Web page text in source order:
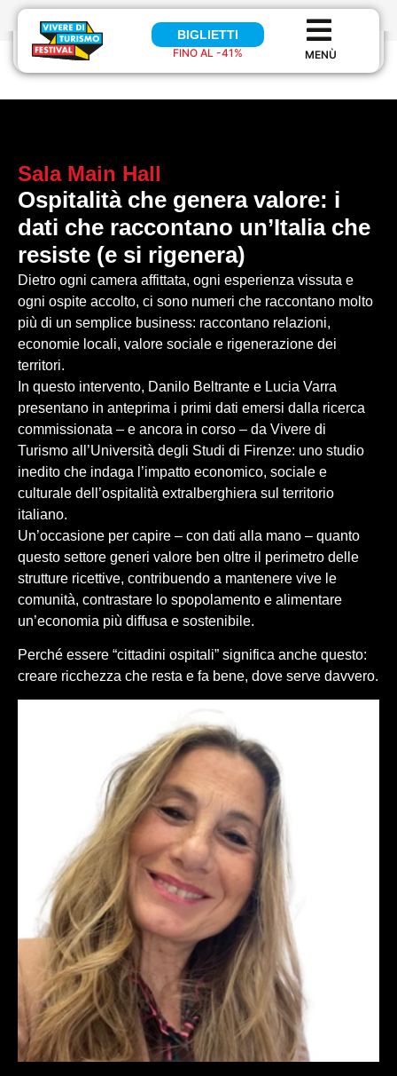
BIGLIETTI
FINO AL 41%
BIGLIETTI
FINO AL -41%
Sala Main Hall
Ospitalità che genera valore: i
dati che raccontano un’Italia che
resiste (e si rigenera)
Dietro ogni camera affittata, ogni esperienza vissuta e
ogni ospite accolto, ci sono numeri che raccontano molto
più di un semplice business: raccontano relazioni,
economie locali, valore sociale e rigenerazione dei
territori.
In questo intervento, Danilo Beltrante e Lucia Varra
presentano in anteprima i primi dati emersi dalla ricerca
commissionata – e ancora in corso – da Vivere di
Turismo all’Università degli Studi di Firenze: uno studio
inedito che indaga l’impatto economico, sociale e
culturale dell’ospitalità extralberghiera sul territorio
italiano.
Un’occasione per capire – con dati alla mano – quanto
questo settore generi valore ben oltre il perimetro delle
strutture ricettive, contribuendo a mantenere vive le
comunità, contrastare lo spopolamento e alimentare
un’economia più diffusa e sostenibile.
Perché essere “cittadini ospitali” significa anche questo:
creare ricchezza che resta e fa bene, dove serve davvero.